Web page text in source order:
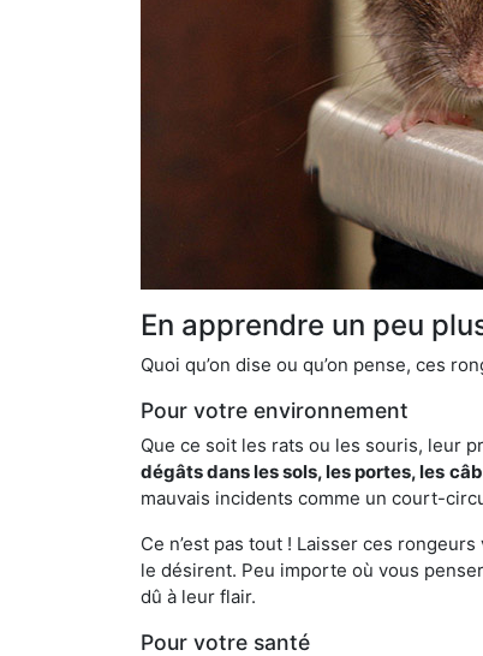
En apprendre un peu
Quoi qu’on dise ou qu’on pense, ces
Pour votre environnement
Que ce soit les rats ou les souris, leur
dégâts dans les sols, les portes, les
mauvais incidents comme un court-
Ce n’est pas tout ! Laisser ces
le désirent. Peu importe où vous
dû à leur flair.
Pour votre santé